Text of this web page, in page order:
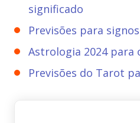
significado
Previsões para
Astrologia 2024 para
Previsões do Tarot